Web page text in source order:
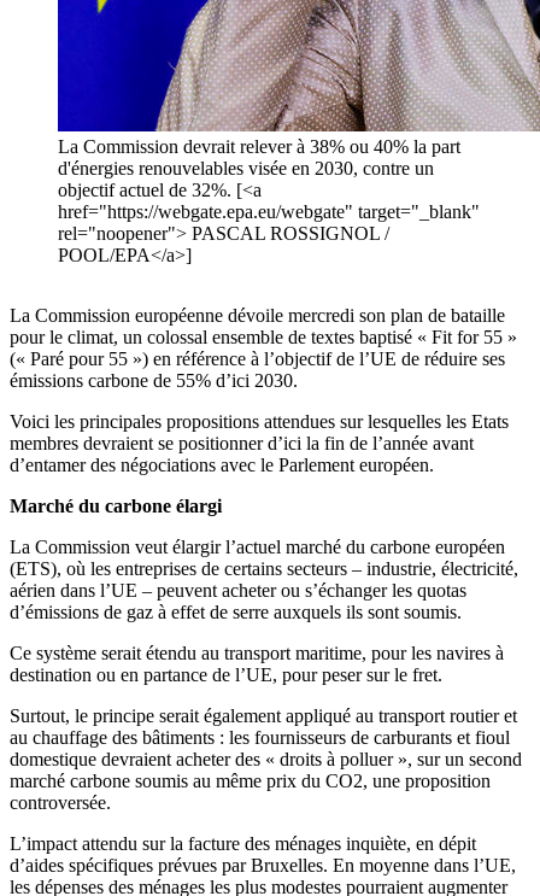
La Commission devrait relever à 38% ou 40% la part
d'énergies renouvelables visée en 2030, contre un
objectif actuel de 32%. [<a
href="https://webgate.epa.eu/webgate" target="_blank"
rel="noopener"> PASCAL ROSSIGNOL /
POOL/EPA</a>]
La Commission européenne dévoile mercredi son plan de bataille
pour le climat, un colossal ensemble de textes baptisé « Fit for 55 »
(« Paré pour 55 ») en référence à l’objectif de l’UE de réduire ses
émissions carbone de 55% d’ici 2030.
Voici les principales propositions attendues sur lesquelles les Etats
membres devraient se positionner d’ici la fin de l’année avant
d’entamer des négociations avec le Parlement européen.
Marché du carbone élargi
La Commission veut élargir l’actuel marché du carbone européen
(ETS), où les entreprises de certains secteurs – industrie, électricité,
aérien dans l’UE – peuvent acheter ou s’échanger les quotas
d’émissions de gaz à effet de serre auxquels ils sont soumis.
Ce système serait étendu au transport maritime, pour les navires à
destination ou en partance de l’UE, pour peser sur le fret.
Surtout, le principe serait également appliqué au transport routier et
au chauffage des bâtiments : les fournisseurs de carburants et fioul
domestique devraient acheter des « droits à polluer », sur un second
marché carbone soumis au même prix du CO2, une proposition
controversée.
L’impact attendu sur la facture des ménages inquiète, en dépit
d’aides spécifiques prévues par Bruxelles. En moyenne dans l’UE,
les dépenses des ménages les plus modestes pourraient augmenter